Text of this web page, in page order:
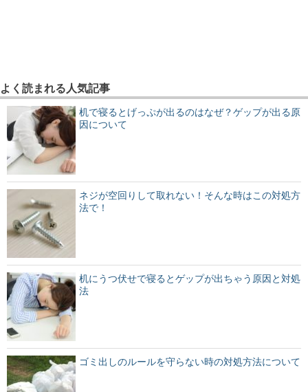
よく読まれる人気記事
机で寝るとげっぷが出るのはなぜ？ゲップが出る原
因について
ネジが空回りして取れない！そんな時はこの対処方
法で！
机にうつ伏せで寝るとゲップが出ちゃう原因と対処
法
ゴミ出しのルールを守らない時の対処方法について